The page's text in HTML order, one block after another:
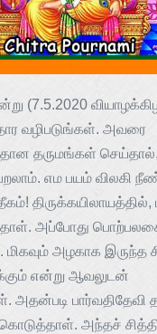
(7.5.2020
வழிபடுங்கள். அவரை
தருமங்கள் செய்தால்,
எம பயம் விலகி
திருக்கயிலாயத்தில்,
அப்போது
அழகாக இருந்த
என்று ஆவலுடன்
அதன்படி பார்வதிதேவி
கொடுத்தாள். அந்தச்